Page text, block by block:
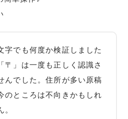
字でも何度か検証しました
〒」は一度も正しく認識さ
んでした。住所が多い原稿
のところは不向きかもしれ
。